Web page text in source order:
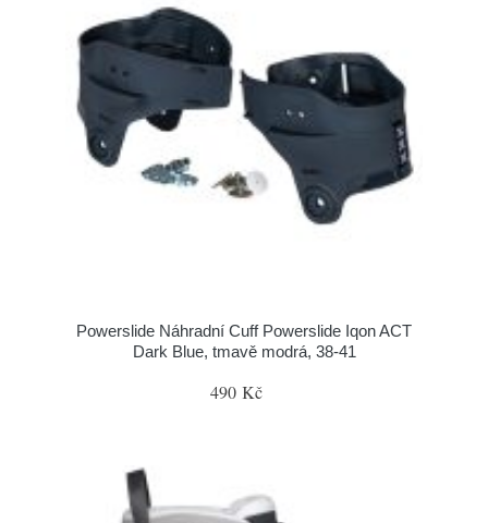
Powerslide Náhradní Cuff Powerslide Iqon ACT
Dark Blue, tmavě modrá, 38-41
490 Kč